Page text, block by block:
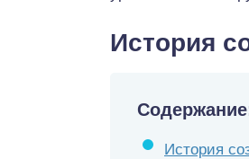
История
История